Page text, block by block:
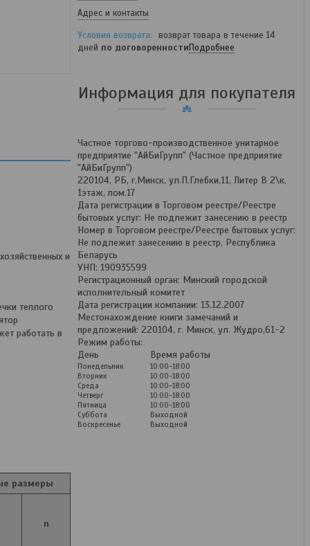
и
теплого
работать в
размеры
n
Адрес и контакты
возврат товара в течение 14
дней по договоренностиПодробнее
Информация для покупателя
Частное торгово-производственное унитарное
предприятие "АйБиГрупп" (Частное предприятие
"АйБиГрупп")
220104, РБ, г.Минск, ул.П.Глебки,11, Литер В 2\к,
1этаж, пом.17
Дата регистрации в Торговом реестре/Реестре
бытовых услуг: Не подлежит занесению в реестр
Номер в Торговом реестре/Реестре бытовых услуг:
Не подлежит занесению в реестр, Республика
Беларусь
УНП: 190935599
Регистрационный орган: Минский городской
исполнительный комитет
Дата регистрации компании: 13.12.2007
Местонахождение книги замечаний и
предложений: 220104, г. Минск, ул. Жудро,61-2
Режим работы:
День
Время работы
Понедельник
10:00-18:00
Вторник
10:00-18:00
Среда
10:00-18:00
Четверг
10:00-18:00
Пятница
10:00-18:00
Суббота
Выходной
Воскресенье
Выходной